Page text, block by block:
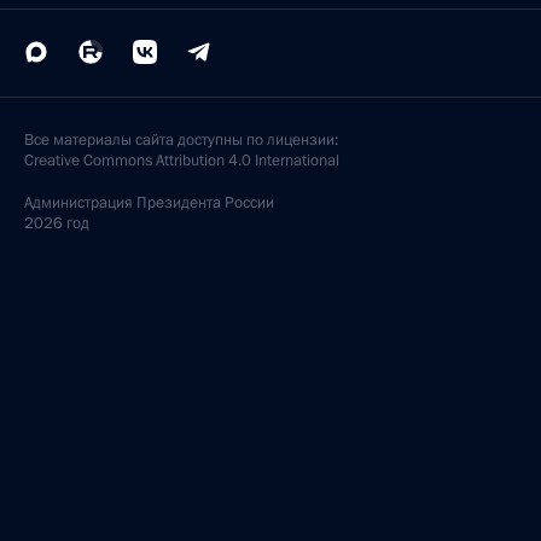
Все материалы сайта доступны по лицензии:
Creative Commons Attribution 4.0 International
Администрация Президента России
2026 год